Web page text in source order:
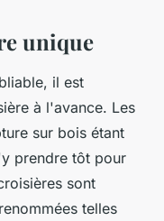
unique
il est
à l'avance. Les
sur bois étant
prendre tôt pour
sont
telles